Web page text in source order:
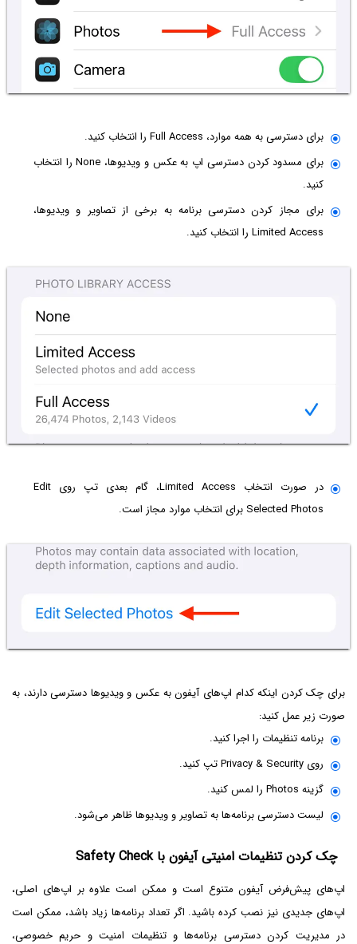
برای دسترسی به همه موارد، Full Access را انتخاب کنید.
برای مسدود کردن دسترسی اپ به عکس و ویدیوها، None را انتخاب
کنید.
برای مجاز کردن دسترسی برنامه به برخی از تصاویر و ویدیوها،
Limited Access را انتخاب کنید.
در صورت انتخاب Limited Access، گام بعدی تپ روی Edit
Selected Photos برای انتخاب موارد مجاز است.
برای چک کردن اینکه کدام اپ‌های آیفون به عکس و ویدیوها دسترسی دارند، به
صورت زیر عمل کنید:
برنامه تنظیمات را اجرا کنید.
روی Privacy & Security تپ کنید.
گزینه Photos را لمس کنید.
لیست دسترسی برنامه‌ها به تصاویر و ویدیوها ظاهر می‌شود.
چک کردن تنظیمات امنیتی آیفون با Safety Check
اپ‌های پیش‌فرض آیفون متنوع است و ممکن است علاوه بر اپ‌های اصلی،
اپ‌های جدیدی نیز نصب کرده باشید. اگر تعداد برنامه‌ها زیاد باشد، ممکن است
در مدیریت کردن دسترسی برنامه‌ها و تنظیمات امنیت و حریم خصوصی،